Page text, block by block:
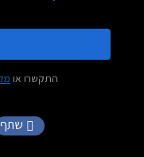
התקשרו או
שתף